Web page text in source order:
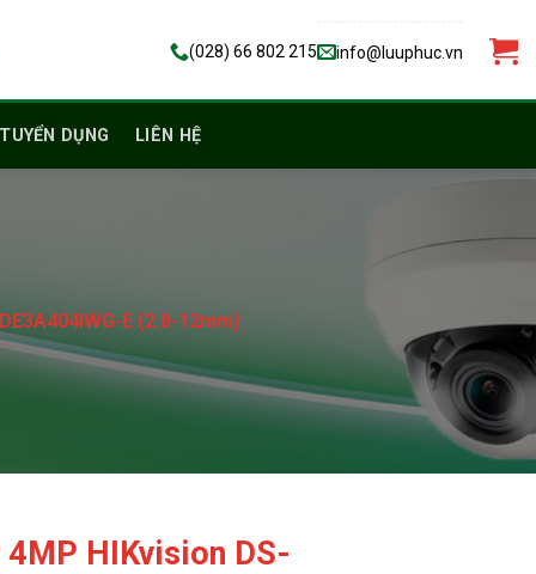
(028) 66 802 215 info@luuphuc.vn
TUYỂN DỤNG LIÊN HỆ
E (2.8-12mm)
HIKvision DS-